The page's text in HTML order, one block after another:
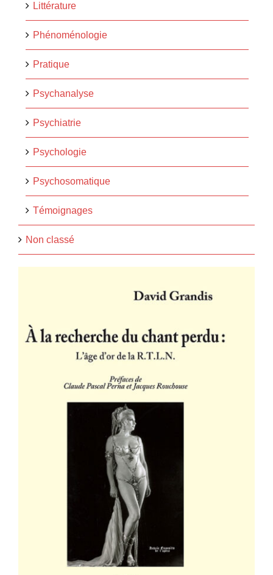
Littérature
Phénoménologie
Pratique
Psychanalyse
Psychiatrie
Psychologie
Psychosomatique
Témoignages
Non classé
À la recherche du chant perdu : l’âge
d’or de la R.T.L.N.